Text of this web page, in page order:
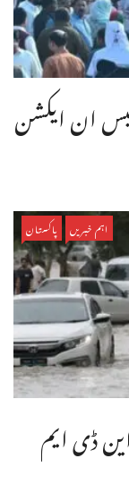
ان ایکشن
اہم خبریں پاکستان
ڈی ایم